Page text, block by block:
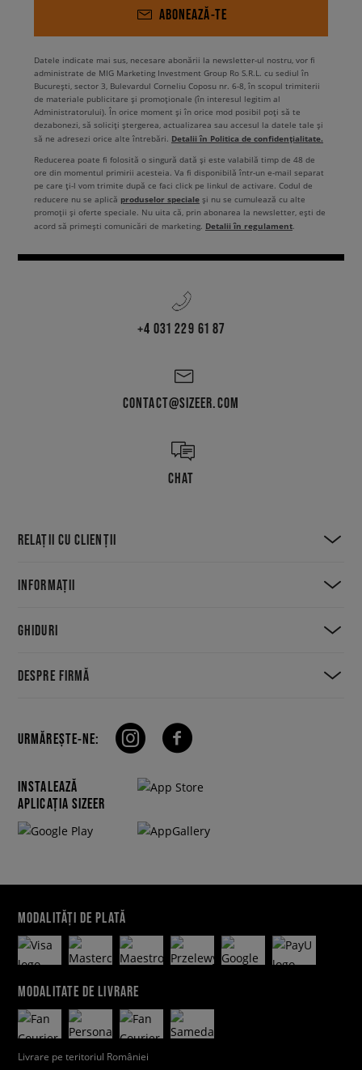
ABONEAZĂ-TE
Datele indicate mai sus, necesare abonării la newsletter-ul nostru, vor fi
administrate de MIG Marketing Investment Group Ro S.R.L. cu sediul în
București, sector 3, Bulevardul Corneliu Coposu nr. 6-8, în scopul trimiterii
de materiale publicitare și promoționale (în interesul legitim al
Administratorului). În orice moment și în orice mod posibil poți să te
dezabonezi, să soliciți ștergerea, actualizarea sau accesul la datele tale și
să ne adresezi orice alte întrebări. Detalii în Politica de confidențialitate.
Reducerea poate fi folosită o singură dată și este valabilă timp de 48 de
ore din momentul primirii acesteia. Va fi disponibilă într-un e-mail separat
pe care ți-l vom trimite după ce faci click pe linkul de activare. Codul de
reducere nu se aplică produselor speciale și nu se cumulează cu alte
promoții și oferte speciale. Nu uita că, prin abonarea la newsletter, ești de
acord să primești comunicări de marketing. Detalii în regulament.
+4 031 229 61 87
CONTACT@SIZEER.COM
CHAT
RELAȚII CU CLIENȚII
INFORMAȚII
GHIDURI
DESPRE FIRMĂ
URMĂREȘTE-NE:
INSTALEAZĂ
APLICAȚIA SIZEER
MODALITĂȚI DE PLATĂ
MODALITATE DE LIVRARE
Livrare pe teritoriul României